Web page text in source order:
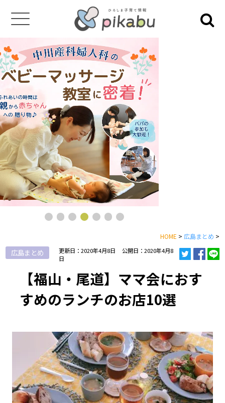
HOME > 広島まとめ >
広島まとめ 更新日：2020年4月8日
公開日：2020年4月8
日
【福山・尾道】ママ会におす
すめのランチのお店10選